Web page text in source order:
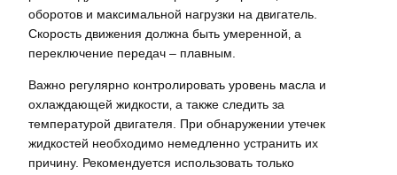
оборотов и максимальной нагрузки на двигатель.
Скорость движения должна быть умеренной‚ а
переключение передач – плавным.
Важно регулярно контролировать уровень масла и
охлаждающей жидкости‚ а также следить за
температурой двигателя. При обнаружении утечек
жидкостей необходимо немедленно устранить их
причину. Рекомендуется использовать только